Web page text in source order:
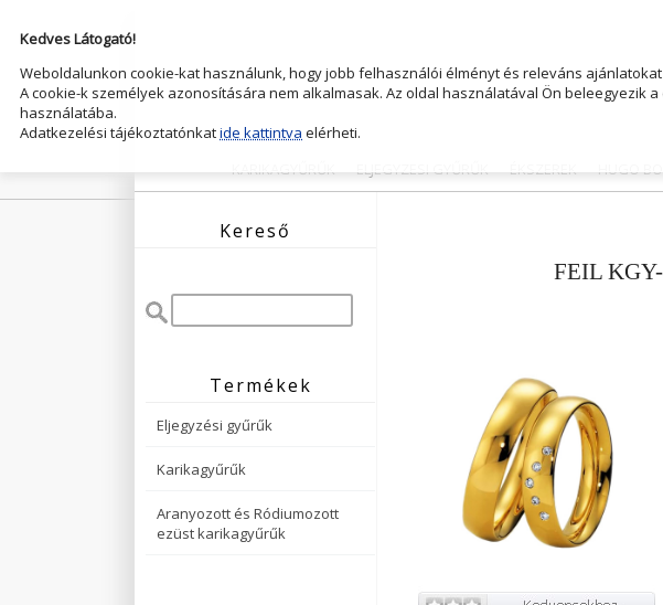
KARIKAGYŰRŰK ELJEGYZESI GYŰRŰK ÉKSZEREK HUGO
Kereső
Termékek
Eljegyzési gyűrűk
Karikagyűrűk
Aranyozott és Ródiumozott
ezüst karikagyűrűk
FEIL
Kedves Látogató!
Weboldalunkon cookie-kat használunk, hogy jobb felhasználói élményt és releváns
A cookie-k személyek azonosítására nem alkalmasak. Az oldal használatával Ön beleegyezik a
használatába.
Adatkezelési tájékoztatónkatide kattintva elérheti.